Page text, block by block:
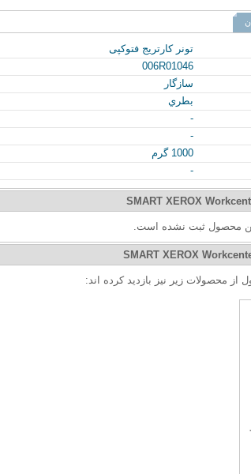
تونر کارتريج فتوکپی
006R01046
سازگار
بطري
-
-
1000 گرم
-
SMART XEROX
این محصول ثبت نشده است.
SMART XEROX
از محصولات زیر نیز بازدید کرده اند: